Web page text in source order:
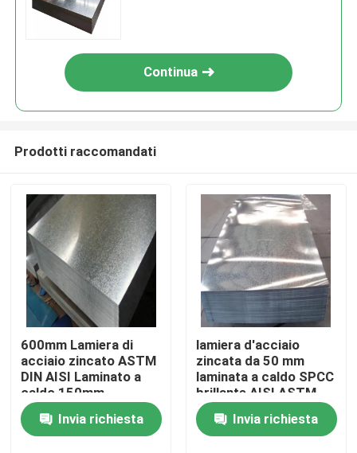
Casa
Prodotti
Continua
Prodotti raccomandati
600mm Lamiera di
acciaio zincato ASTM
DIN AISI Laminato a
caldo 150mm
Invia richiesta
lamiera d'acciaio
zincata da 50 mm
laminata a caldo SPCC
brillante AISI ASTM
DIN JIS GB
Invia richiesta